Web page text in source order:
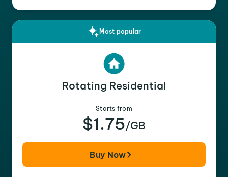
Most popular
Rotating Residential
Starts from
$1.75/GB
Buy Now